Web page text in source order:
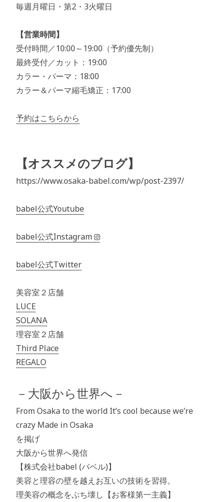
毎週月曜日・第2・3火曜日
【営業時間】
受付時間／10:00～19:00（予約優先制）
最終受付／カット：19:00
カラー・パーマ：18:00
カラー＆パーマ縮毛矯正：17:00
予約はこちらから
【オススメのブログ】
https://www.osaka-babel.com/wp/post-2397/
babel公式Youtube
babel公式Instagram
babel公式Twitter
美容室２店舗
LUCE
SOLANA
理容室２店舗
Third Place
REGALO
－大阪から世界へ－
From Osaka to the world It’s cool because we’re
crazy Made in Osaka
を掲げ
大阪から世界へ発信
【株式会社babel (バベル)】
美容と理容の壁を越えお互いの技術を習得。
理美容の概念をぶち壊し【お客様第一主義】